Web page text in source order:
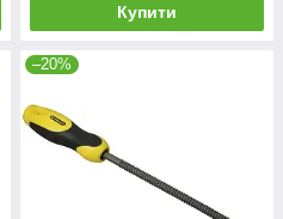
Купити
–20%